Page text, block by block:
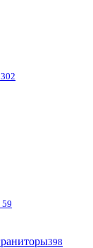
59
398